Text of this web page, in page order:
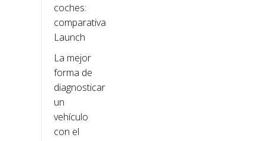
coches:
comparativa
Launch
La mejor
forma de
diagnosticar
un
vehículo
con el